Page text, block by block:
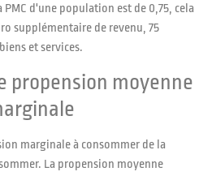
PMC d'une population est de 0,75, cela
supplémentaire de revenu, 75
et services.
propension moyenne
marginale à consommer de la
La propension moyenne